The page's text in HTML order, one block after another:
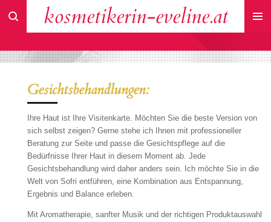
Zum
Hauptinhaltkosmetikerin-eveline.at
Gesichtsbehandlungen:
Ihre Haut ist Ihre Visitenkarte. Möchten Sie die beste Version von
sich selbst zeigen? Gerne stehe ich Ihnen mit professioneller
Beratung zur Seite und passe die Gesichtspflege auf die
Bedürfnisse Ihrer Haut in diesem Moment ab. Jede
Gesichtsbehandlung wird daher anders sein. Ich möchte Sie in die
Welt von Sofri entführen, eine Kombination aus Entspannung,
Ergebnis und Balance erleben.
Mit Aromatherapie, sanfter Musik und der richtigen Produktauswahl